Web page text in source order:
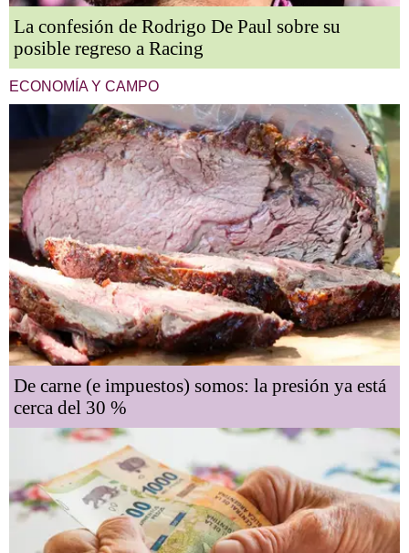
La confesión de Rodrigo De Paul sobre su
posible regreso a Racing
ECONOMÍA Y CAMPO
De carne (e impuestos) somos: la presión ya está
cerca del 30 %